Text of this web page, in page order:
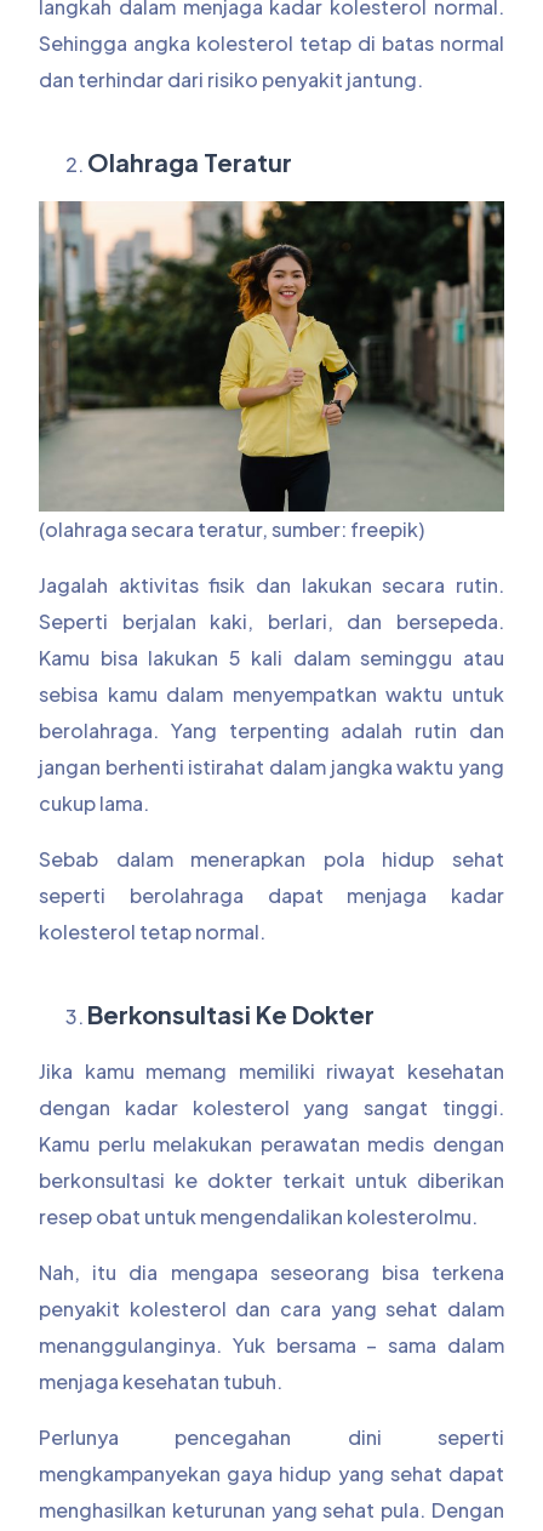
langkah dalam menjaga kadar kolesterol normal.
Sehingga angka kolesterol tetap di batas normal
dan terhindar dari risiko penyakit jantung.
Olahraga Teratur
(olahraga secara teratur, sumber: freepik)
Jagalah aktivitas fisik dan lakukan secara rutin.
Seperti berjalan kaki, berlari, dan bersepeda.
Kamu bisa lakukan 5 kali dalam seminggu atau
sebisa kamu dalam menyempatkan waktu untuk
berolahraga. Yang terpenting adalah rutin dan
jangan berhenti istirahat dalam jangka waktu yang
cukup lama.
Sebab dalam menerapkan pola hidup sehat
seperti berolahraga dapat menjaga kadar
kolesterol tetap normal.
Berkonsultasi Ke Dokter
Jika kamu memang memiliki riwayat kesehatan
dengan kadar kolesterol yang sangat tinggi.
Kamu perlu melakukan perawatan medis dengan
berkonsultasi ke dokter terkait untuk diberikan
resep obat untuk mengendalikan kolesterolmu.
Nah, itu dia mengapa seseorang bisa terkena
penyakit kolesterol dan cara yang sehat dalam
menanggulanginya. Yuk bersama – sama dalam
menjaga kesehatan tubuh.
Perlunya pencegahan dini seperti
mengkampanyekan gaya hidup yang sehat dapat
menghasilkan keturunan yang sehat pula. Dengan